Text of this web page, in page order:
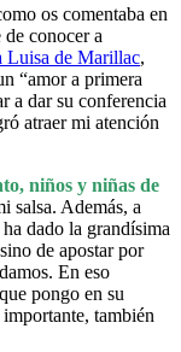
os comentaba en
de conocer a
Luisa de Marillac,
“amor a primera
a dar su conferencia
atraer mi atención
niños y niñas de
salsa. Además, a
ha dado la grandísima
de apostar por
En eso
pongo en su
también